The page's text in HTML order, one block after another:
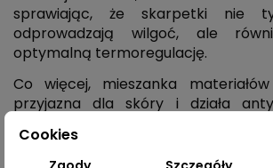
sprawiając, że skarpetki nie
odprowadzają wilgoć, ale
optymalną termoregulację.
Co więcej, mieszanka
przyjazna dla skóry i działa
stanowi dodatkowy atut dla
Jednym z
elementów
Lenpurówjest
Cookies